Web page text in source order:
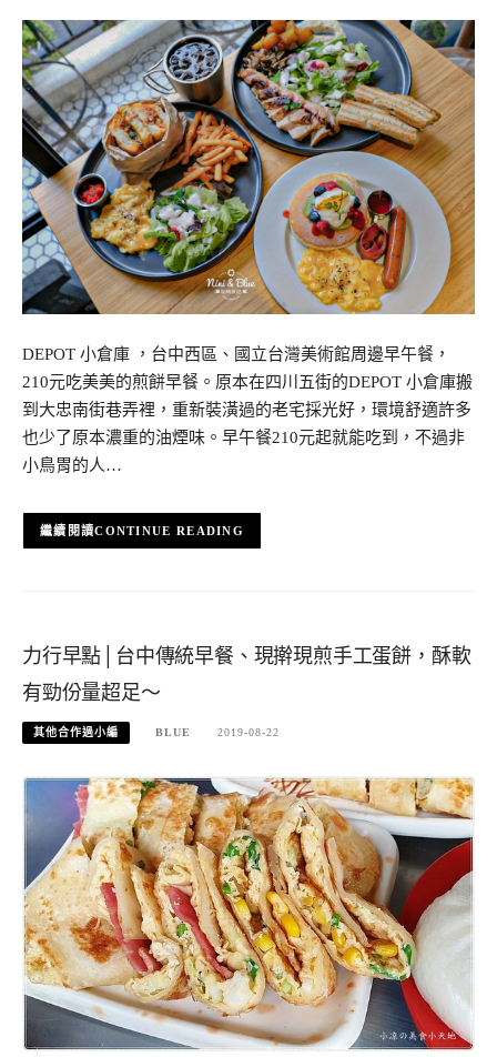
DEPOT 小倉庫 ，台中西區、國立台灣美術館周邊早午餐，
210元吃美美的煎餅早餐。原本在四川五街的DEPOT 小倉庫搬
到大忠南街巷弄裡，重新裝潢過的老宅採光好，環境舒適許多
也少了原本濃重的油煙味。早午餐210元起就能吃到，不過非
小鳥胃的人…
CONTINUE READING
力行早點│台中傳統早餐、現擀現煎手工蛋餅，酥軟
有勁份量超足～
其他合作過小編 BLUE 2019-08-22